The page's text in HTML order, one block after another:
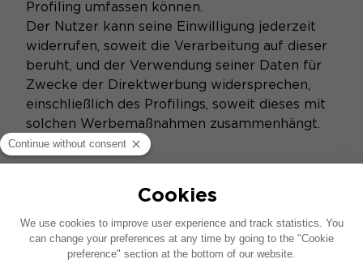
Profiling umfassen können.
Der Nutzer kann seine Einwilligung jederzeit
widerrufen, soweit die Verarbeitung auf dieser
beruht, und der Verwendung seiner Daten für
Zwecke der Direktwerbung widersprechen,
einschließlich des Profilings, soweit dieses mit
solchen Werbemaßnahmen zusammenhängt.
Die Marken setzen angemessene technische
und organisatorische Maßnahmen ein, um die
Daten vor unbefugter oder unrechtmäßiger